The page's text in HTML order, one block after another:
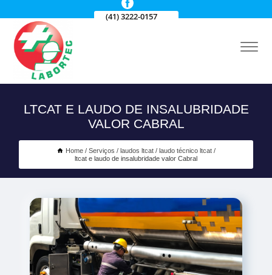
(41) 3222-0157
LTCAT E LAUDO DE INSALUBRIDADE
VALOR CABRAL
Home Serviços laudos ltcat
laudo técnico ltcat
ltcat e laudo de insalubridade valor Cabral